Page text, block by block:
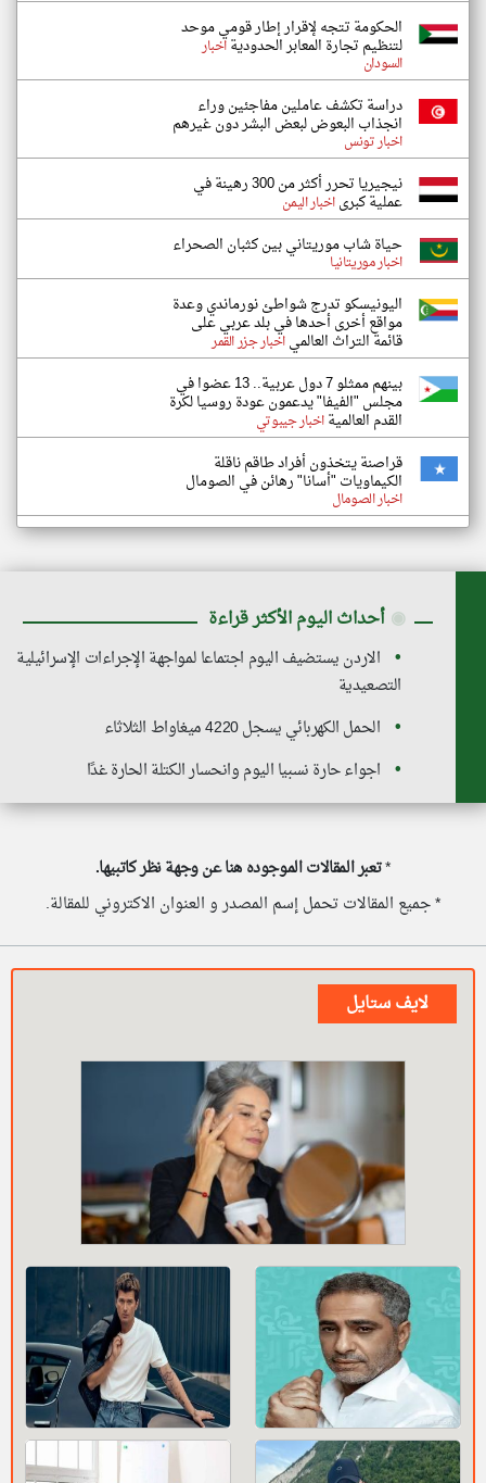
الحكومة تتجه لإقرار إطار قومي موحد
لتنظيم تجارة المعابر الحدوديةاخبار
السودان
دراسة تكشف عاملين مفاجئين وراء
انجذاب البعوض لبعض البشر دون غيرهم
اخبار تونس
نيجيريا تحرر أكثر من 300 رهينة في
عملية كبرىاخبار اليمن
حياة شاب موريتاني بين كثبان الصحراء
اخبار موريتانيا
اليونيسكو تدرج شواطئ نورماندي وعدة
مواقع أخرى أحدها في بلد عربي على
قائمة التراث العالمياخبار جزر القمر
بينهم ممثلو 7 دول عربية.. 13 عضوا في
مجلس "الفيفا" يدعمون عودة روسيا لكرة
القدم العالميةاخبار جيبوتي
قراصنة يتخذون أفراد طاقم ناقلة
الكيماويات "أسانا" رهائن في الصومال
اخبار الصومال
◉ أحداث اليوم الأكثر قراءة
الاردن يستضيف اليوم اجتماعا لمواجهة الإجراءات الإسرائيلية
التصعيدية
الحمل الكهربائي يسجل 4220 ميغاواط الثلاثاء
اجواء حارة نسبيا اليوم وانحسار الكتلة الحارة غدًا
*تعبر المقالات الموجوده هنا عن وجهة نظر كاتبيها.
* جميع المقالات تحمل إسم المصدر و العنوان الاكتروني للمقالة.
لايف ستايل